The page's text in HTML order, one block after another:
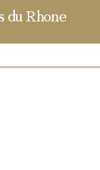
du Rhone